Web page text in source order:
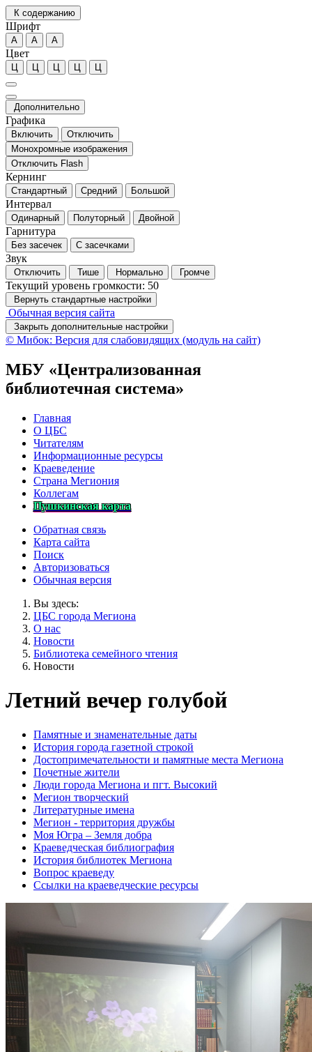
К содержанию
Шрифт
А А А
Цвет
Ц Ц Ц Ц Ц
Дополнительно
Графика
Включить
Отключить
Монохромные изображения
Отключить Flash
Кернинг
Стандартный Средний Большой
Интервал
Одинарный Полуторный Двойной
Гарнитура
Без засечек С засечками
Звук
Отключить Тише Нормально Громче
Текущий уровень громкости: 50
Вернуть стандартные настройки
Обычная версия сайта
Закрыть дополнительные настройки
© Мибок: Версия для слабовидящих (модуль на сайт)
МБУ «Централизованная
библиотечная система»
Главная
О ЦБС
Читателям
Информационные ресурсы
Краеведение
Страна Мегиония
Коллегам
Пушкинская карта
Обратная связь
Карта сайта
Поиск
Авторизоваться
Обычная версия
Вы здесь:
ЦБС города Мегиона
О нас
Новости
Библиотека семейного чтения
Новости
Летний вечер голубой
Памятные и знаменательные даты
История города газетной строкой
Достопримечательности и памятные места Мегиона
Почетные жители
Люди города Мегиона и пгт. Высокий
Мегион творческий
Литературные имена
Мегион - территория дружбы
Моя Югра – Земля добра
Краеведческая библиография
История библиотек Мегиона
Вопрос краеведу
Ссылки на краеведческие ресурсы